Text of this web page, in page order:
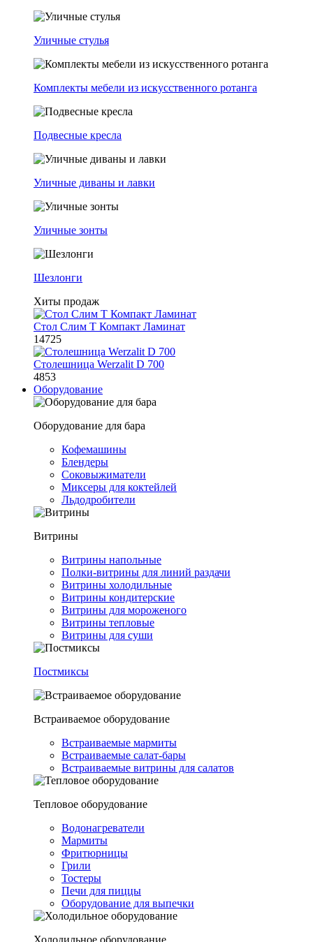
Уличные стулья
Комплекты мебели из искусственного ротанга
Подвесные кресла
Уличные диваны и лавки
Уличные зонты
Шезлонги
Хиты продаж
Стол Слим Т Компакт Ламинат
14725
Столешница Werzalit D 700
4853
Оборудование
Оборудование для бара
Кофемашины
Блендеры
Соковыжиматели
Миксеры для коктейлей
Льдодробители
Витрины
Витрины напольные
Полки-витрины для линий раздачи
Витрины холодильные
Витрины кондитерские
Витрины для мороженого
Витрины тепловые
Витрины для суши
Постмиксы
Встраиваемое оборудование
Встраиваемые мармиты
Встраиваемые салат-бары
Встраиваемые витрины для салатов
Тепловое оборудование
Водонагреватели
Мармиты
Фритюрницы
Грили
Тостеры
Печи для пиццы
Оборудование для выпечки
Холодильное оборудование